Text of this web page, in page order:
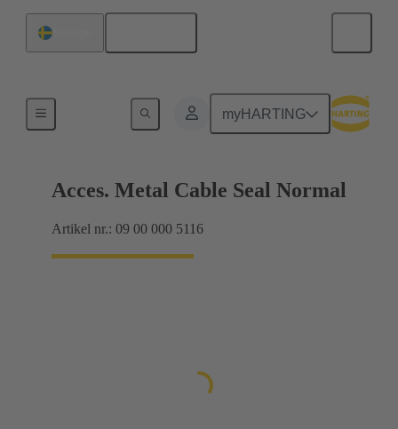
myHARTING
Kabelförskruvningar
Acces. Metal Cable Seal Normal
Artikel nr.: 09 00 000 5116